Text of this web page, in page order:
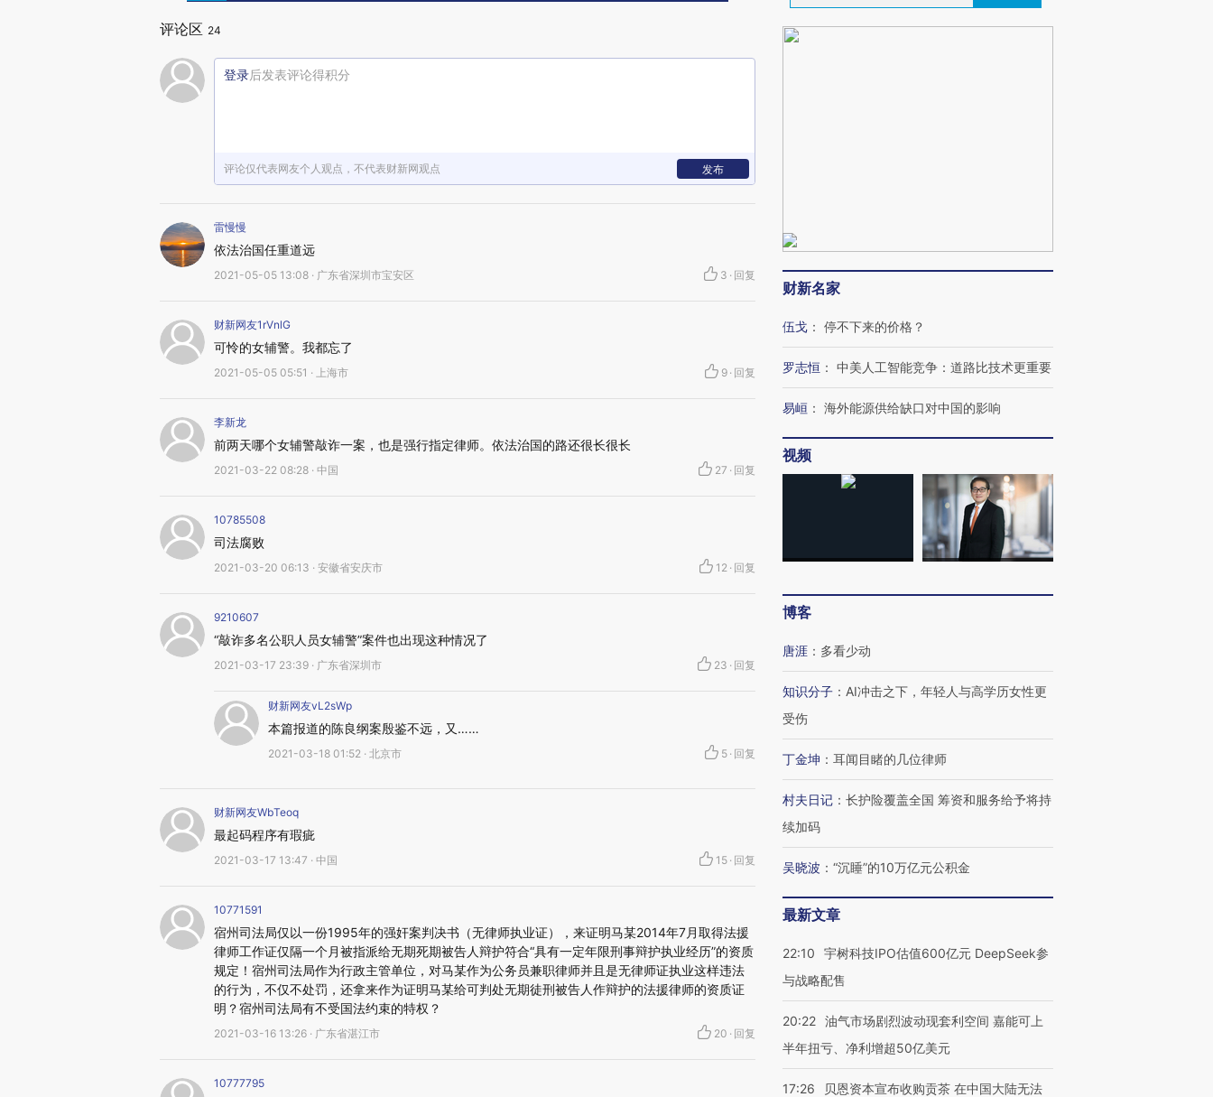
评论区 24
登录后发表评论得积分
评论仅代表网友个人观点，不代表财新网观点 发布
雷慢慢
依法治国任重道远
2021-05-05 13:08 · 广东省深圳市宝安区 3 · 回复
财新网友1rVnlG
可怜的女辅警。我都忘了
2021-05-05 05:51 · 上海市 9 · 回复
李新龙
前两天哪个女辅警敲诈一案，也是强行指定律师。依法治国的路还很长很长
2021-03-22 08:28 · 中国 27 · 回复
10785508
司法腐败
2021-03-20 06:13 · 安徽省安庆市 12 · 回复
9210607
“敲诈多名公职人员女辅警”案件也出现这种情况了
2021-03-17 23:39 · 广东省深圳市 23 · 回复
财新网友vL2sWp
本篇报道的陈良纲案殷鉴不远，又……
2021-03-18 01:52 · 北京市 5 · 回复
财新网友WbTeoq
最起码程序有瑕疵
2021-03-17 13:47 · 中国 15 · 回复
10771591
宿州司法局仅以一份1995年的强奸案判决书（无律师执业证），来证明马某2014年7月取得法援
律师工作证仅隔一个月被指派给无期死期被告人辩护符合“具有一定年限刑事辩护执业经历”的资质
规定！宿州司法局作为行政主管单位，对马某作为公务员兼职律师并且是无律师证执业这样违法
的行为，不仅不处罚，还拿来作为证明马某给可判处无期徒刑被告人作辩护的法援律师的资质证
明？宿州司法局有不受国法约束的特权？
2021-03-16 13:26 · 广东省湛江市 20 · 回复
10777795
财新名家
伍戈 ： 停不下来的价格？
罗志恒 ： 中美人工智能竞争：道路比技术更重要
易峘 ： 海外能源供给缺口对中国的影响
视频
博客
唐涯 ： 多看少动
知识分子 ： AI冲击之下，年轻人与高学历女性更
受伤
丁金坤 ： 耳闻目睹的几位律师
村夫日记 ： 长护险覆盖全国 筹资和服务给予将持
续加码
吴晓波 ： “沉睡”的10万亿元公积金
最新文章
22:10
宇树科技IPO估值600亿元 DeepSeek参
与战略配售
20:22 油气市场剧烈波动现套利空间 嘉能可上
半年扭亏、净利增超50亿美元
17:26
贝恩资本宣布收购贡茶 在中国大陆无法